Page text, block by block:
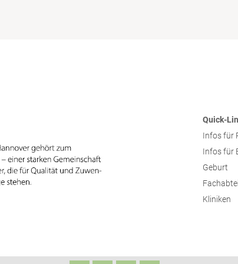
Quick-
Infos für
Infos für
Geburt
Kliniken